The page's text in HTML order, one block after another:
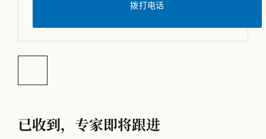
拨打电话
已收到，专家即将跟进